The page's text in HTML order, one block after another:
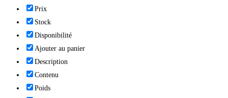
Prix
Stock
Disponibilité
Ajouter au panier
Description
Contenu
Poids